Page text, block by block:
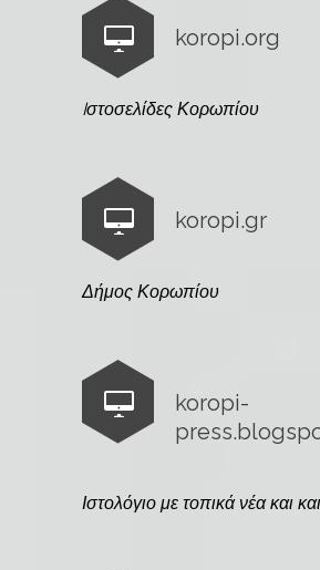
koropi.org
Iστοσελίδες Κορωπίου
koropi.gr
Δήμος Κορωπίου
koropi-
Ιστολόγιο με τοπικά νέα και